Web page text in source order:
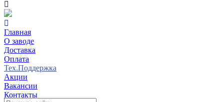
Главная
О заводе
Доставка
Оплата
Тех.Поддержка
Акции
Вакансии
Контакты